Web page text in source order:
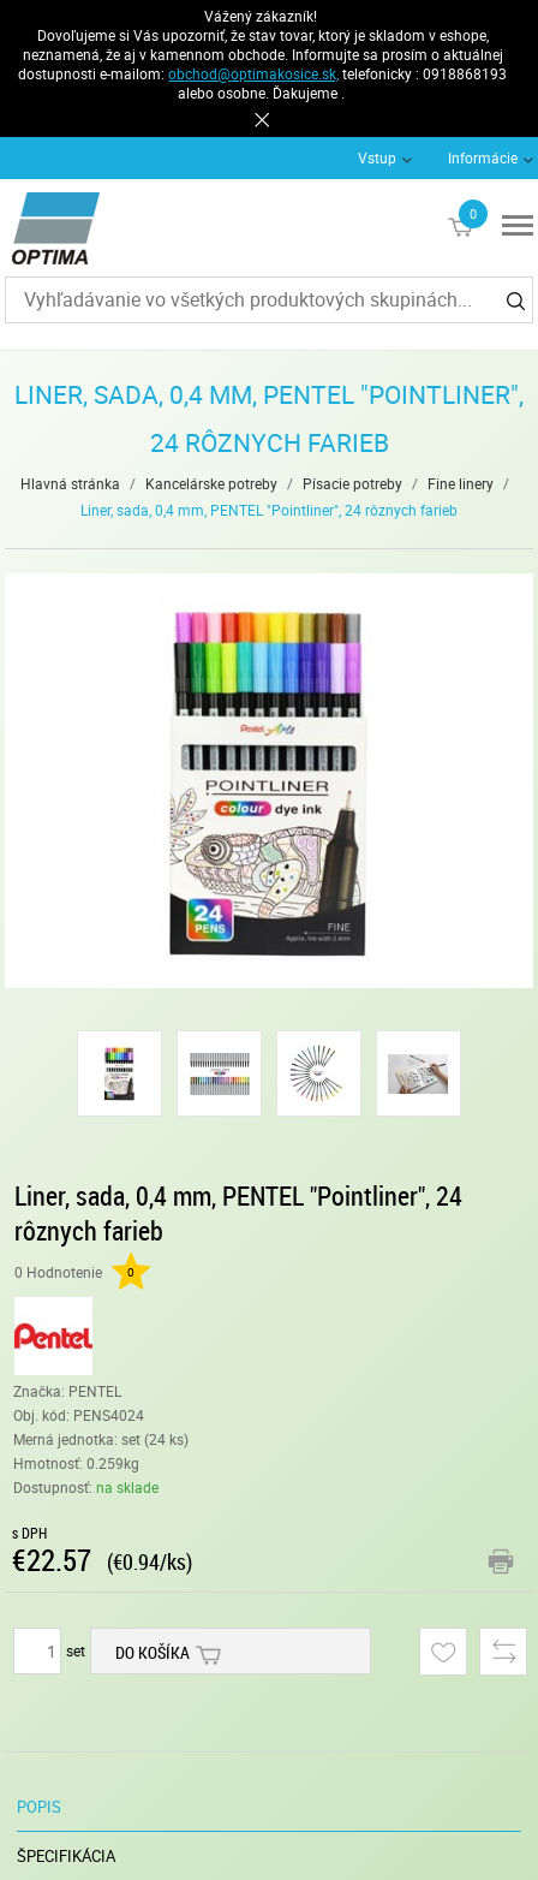
Vážený zákazník!
Dovoľujeme si Vás upozorniť, že stav tovar, ktorý je skladom v eshope,
neznamená, že aj v kamennom obchode. Informujte sa prosím o aktuálnej
dostupnosti e-mailom:obchod@optimakosice.sk, telefonicky : 0918868193
alebo osobne. Ďakujeme .
Vstup Informácie
0
€0
LINER, SADA, 0,4 MM, PENTEL "POINTLINER",
24 RÔZNYCH FARIEB
Hlavná stránka / Kancelárske potreby / Písacie potreby / Fine linery /
Liner, sada, 0,4 mm, PENTEL "Pointliner", 24 rôznych farieb
Liner, sada, 0,4 mm, PENTEL "Pointliner", 24
rôznych farieb
0 Hodnotenie 0
Značka: PENTEL
Obj. kód: PENS4024
Merná jednotka: set (24 ks)
Hmotnosť: 0.259kg
Dostupnosť:na sklade
s DPH
€22.57 (€0.94/ks)
set DO KOŠÍKA
POPIS
ŠPECIFIKÁCIA